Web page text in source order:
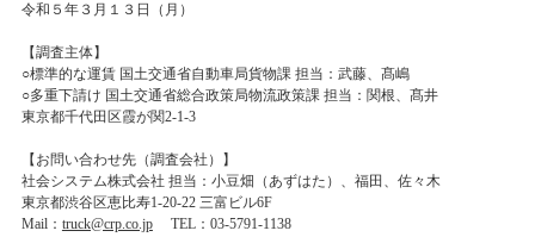
令和５年３月１３日（月）
【調査主体】
○標準的な運賃 国土交通省自動車局貨物課 担当：武藤、髙嶋
○多重下請け 国土交通省総合政策局物流政策課 担当：関根、髙井
東京都千代田区霞が関2-1-3
【お問い合わせ先（調査会社）】
社会システム株式会社 担当：小豆畑（あずはた）、福田、佐々木
東京都渋谷区恵比寿1-20-22 三富ビル6F
Mail： truck@crp.co.jpTEL：03-5791-1138